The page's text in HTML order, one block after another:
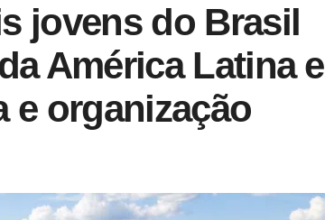
jovens do Brasil
América Latina e
e organização